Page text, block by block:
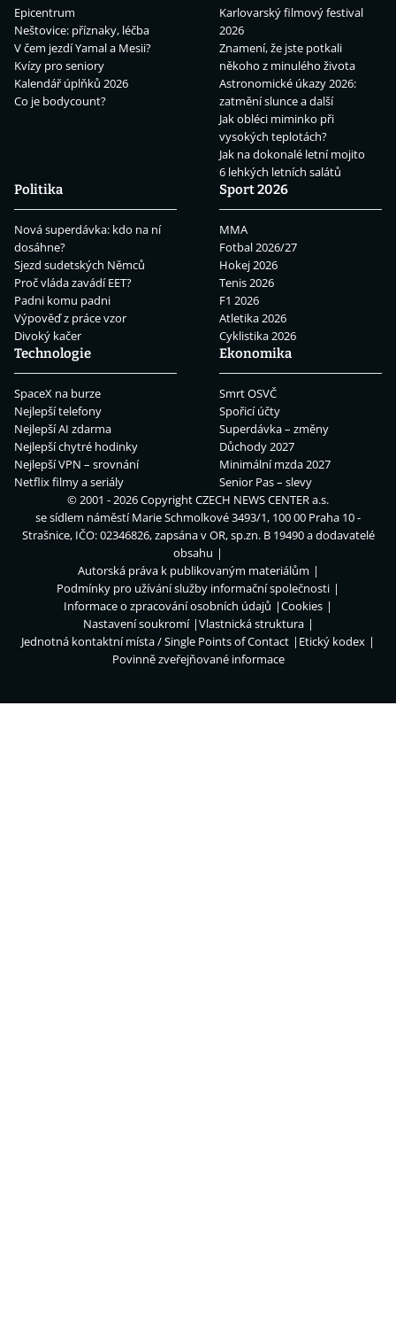
Epicentrum
Neštovice: příznaky, léčba
V čem jezdí Yamal a Mesii?
Kvízy pro seniory
Kalendář úplňků 2026
Co je bodycount?
Karlovarský filmový festival
2026
Znamení, že jste potkali
někoho z minulého života
Astronomické úkazy 2026:
zatmění slunce a další
Jak obléci miminko při
vysokých teplotách?
Jak na dokonalé letní mojito
6 lehkých letních salátů
Politika
Nová superdávka: kdo na ní
dosáhne?
Sjezd sudetských Němců
Proč vláda zavádí EET?
Padni komu padni
Výpověď z práce vzor
Divoký kačer
Sport 2026
MMA
Fotbal 2026/27
Hokej 2026
Tenis 2026
F1 2026
Atletika 2026
Cyklistika 2026
Technologie
SpaceX na burze
Nejlepší telefony
Nejlepší AI zdarma
Nejlepší chytré hodinky
Nejlepší VPN – srovnání
Netflix filmy a seriály
Ekonomika
Smrt OSVČ
Spořicí účty
Superdávka – změny
Důchody 2027
Minimální mzda 2027
Senior Pas – slevy
© 2001 - 2026 CopyrightCZECH NEWS CENTER a.s.
se sídlem náměstí Marie Schmolkové 3493/1, 100 00 Praha 10 -
Strašnice, IČO: 02346826, zapsána v OR, sp.zn. B 19490 a dodavatelé
obsahu
Autorská práva k publikovaným materiálům
Podmínky pro užívání služby informační společnosti
Informace o zpracování osobních údajů
Cookies
Nastavení soukromí
Vlastnická struktura
Jednotná kontaktní místa / Single Points of Contact
Etický kodex
Povinně zveřejňované informace